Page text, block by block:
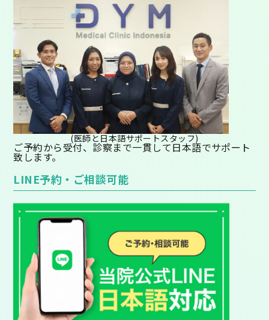
(医師と日本語サポートスタッフ)
ご予約から受付、診察まで一貫して日本語でサポート
致します。
LINE予約・ご相談可能